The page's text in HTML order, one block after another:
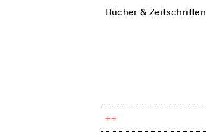
Bücher & Zeitschriften
++